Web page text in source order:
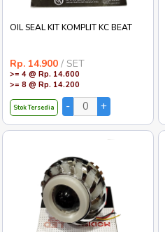
OIL SEAL KIT KOMPLIT KC BEAT
Rp. 14.900 / SET
>= 4 @ Rp. 14.600
>= 8 @ Rp. 14.200
Stok Tersedia